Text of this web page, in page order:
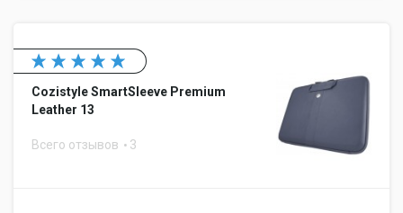
Cozistyle SmartSleeve Premium
Leather 13
Всего отзывов 3